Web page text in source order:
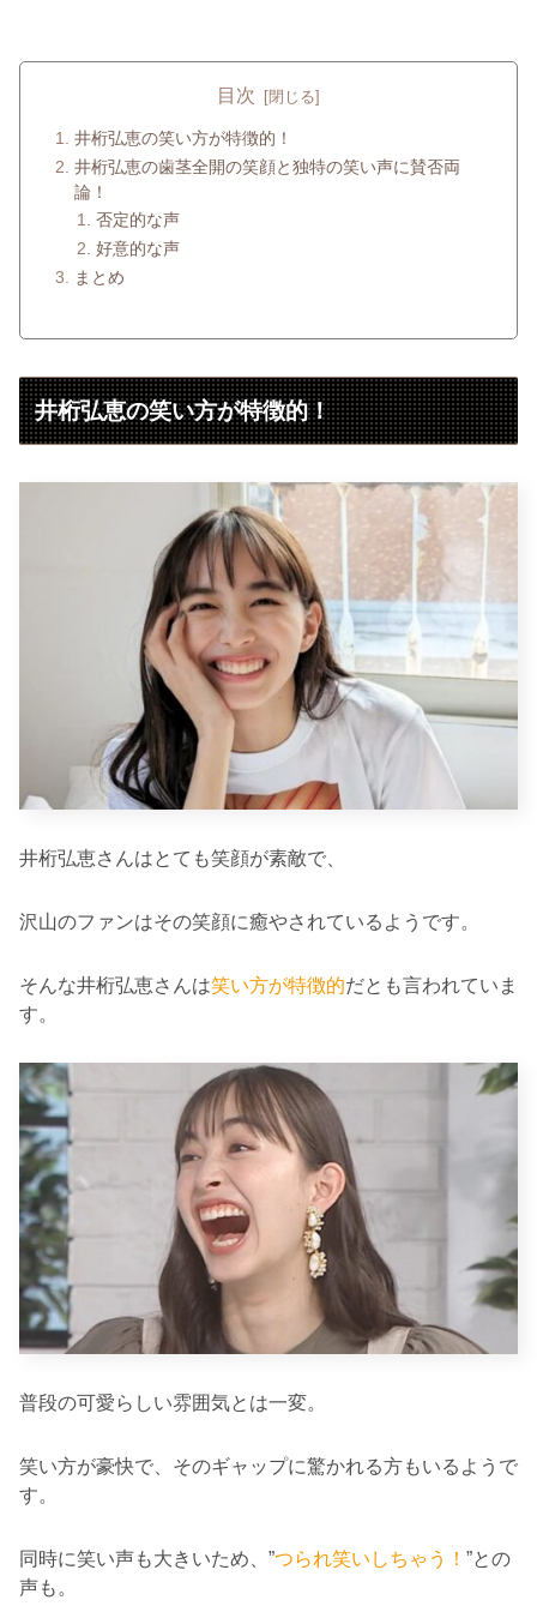
目次
井桁弘恵の笑い方が特徴的！
井桁弘恵の歯茎全開の笑顔と独特の笑い声に賛否両
論！
否定的な声
好意的な声
まとめ
井桁弘恵の笑い方が特徴的！
井桁弘恵さんはとても笑顔が素敵で、
沢山のファンはその笑顔に癒やされているようです。
そんな井桁弘恵さんは笑い方が特徴的だとも言われていま
す。
普段の可愛らしい雰囲気とは一変。
笑い方が豪快で、そのギャップに驚かれる方もいるようで
す。
同時に笑い声も大きいため、”つられ笑いしちゃう！ ”との
声も。